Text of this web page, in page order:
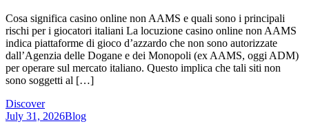
Cosa significa casino online non AAMS e quali sono i principali
rischi per i giocatori italiani La locuzione casino online non AAMS
indica piattaforme di gioco d’azzardo che non sono autorizzate
dall’Agenzia delle Dogane e dei Monopoli (ex AAMS, oggi ADM)
per operare sul mercato italiano. Questo implica che tali siti non
sono soggetti al […]
Discover
July 31, 2026Blog